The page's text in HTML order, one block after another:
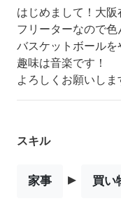
はじめまして！大阪
フリーターなので色
バスケットボールを
趣味は音楽です！
よろしくお願いしま
スキル
家事 ▸ 買い